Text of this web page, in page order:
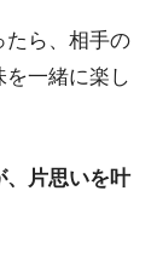
たら、相手の
一緒に楽し
、片思いを叶